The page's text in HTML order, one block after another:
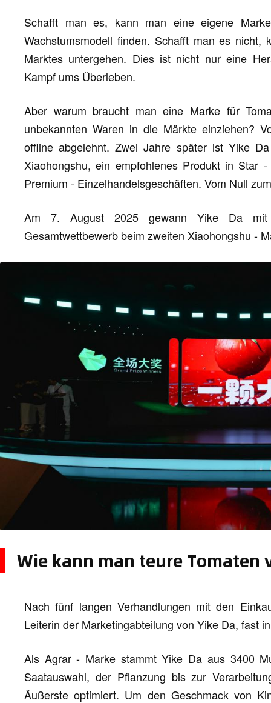
Schafft man es, kann man eine eigene
Wachstumsmodell finden. Schafft man es
Marktes untergehen. Dies ist nicht nur eine
Kampf ums Überleben.
Aber warum braucht man eine Marke für
unbekannten Waren in die Märkte einziehen?
offline abgelehnt. Zwei Jahre später ist Yike
Xiaohongshu, ein empfohlenes Produkt in
Premium - Einzelhandelsgeschäften. Vom Null
Am 7. August 2025 gewann Yike Da mit
Gesamtwettbewerb beim zweiten Xiaohongshu -
Wie kann man teure Tomaten
Nach fünf langen Verhandlungen mit den
Leiterin der Marketingabteilung von Yike Da, fast
Als Agrar - Marke stammt Yike Da aus 3400
Saatauswahl, der Pflanzung bis zur
Äußerste optimiert. Um den Geschmack von